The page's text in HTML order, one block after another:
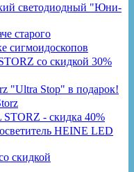
светодиодный "Юни-
старого
сигмоидоскопов
со скидкой 30%
"Ultra Stop" в подарок!
- скидка 40%
HEINE LED
скидкой